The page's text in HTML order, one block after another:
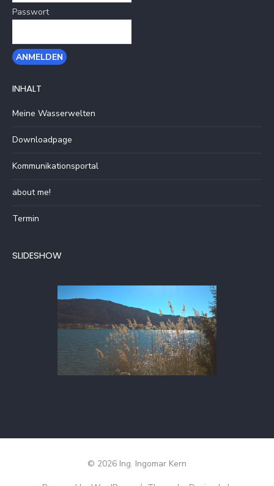
Passwort
INHALT
Meine Wasserwelten
Downloadpage
Kommunikationsportal
about me!
Termin
SLIDESHOW
© 2026 Ing. Ingomar Kern